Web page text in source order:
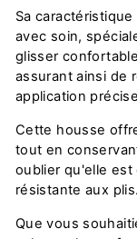
Sa
avec soin,
glisser
assurant ainsi de
application
Cette housse
tout en
oublier qu'elle
résistante aux plis.
Que vous